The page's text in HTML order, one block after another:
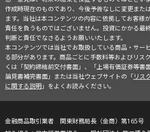
作成時現在のものであり、今後予告なしに変更また
ます。当社は本コンテンツの内容に依拠してお客様
責任を負うものではございません。投資にかかる最
判断と責任でなさるようお願いいたします。
本コンテンツでは当社でお取扱している商品・サー
る部分があります。商品ごとに手数料等およびリス
くは「契約締結前交付書面」、「上場有価証券等書
論見書補完書面」または当社ウェブサイトの「リス
に関する説明」をよくお読みください。
金融商品取引業者 関東財務局長（金商）第165号